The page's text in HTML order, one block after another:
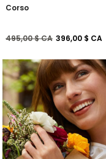
Corso
Prix réduit de
495,00 $ CAà396,00 $ CA